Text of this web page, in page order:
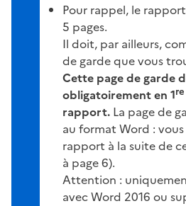
Pour rappel, le
5 pages.
Il doit, par ailleurs,
de garde que vous
Cette page de garde
obligatoirement en 1re
rapport. La page de
au format Word :
rapport à la suite de
à page 6).
Attention :
avec Word 2016 ou